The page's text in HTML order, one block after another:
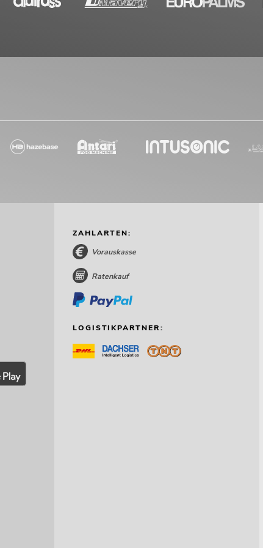
ZAHLARTEN:
Vorauskasse
Ratenkauf
LOGISTIKPARTNER: